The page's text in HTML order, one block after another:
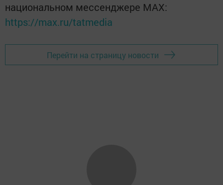
национальном мессенджере MАХ:
https://max.ru/tatmedia
Перейти на страницу новости